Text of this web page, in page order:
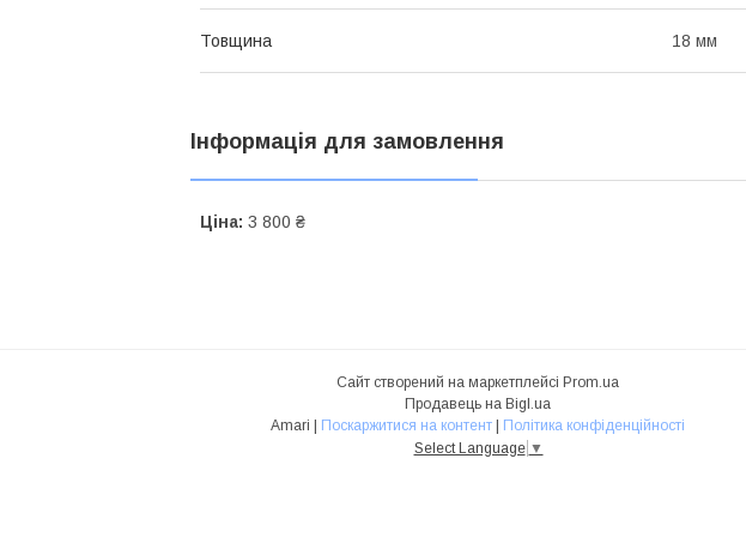
Товщина 18 мм
Інформація для замовлення
Ціна: 3 800 ₴
Сайт створений на маркетплейсі Prom.ua
Продавець на Bigl.ua
Поскаржитися на контент
Політика конфіденційності
Select Language ▼